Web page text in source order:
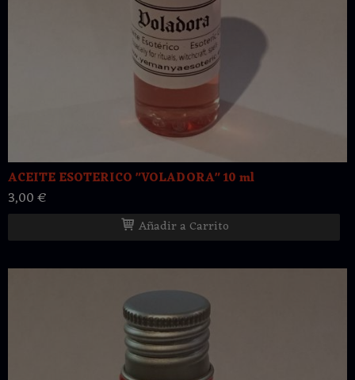
ACEITE ESOTERICO "VOLADORA" 10 ml
3,00 €
Añadir a Carrito